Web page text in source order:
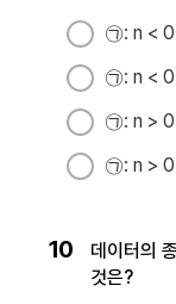
㉠: n
㉠: n
㉠: n
㉠: n
10
데이터의
것은?